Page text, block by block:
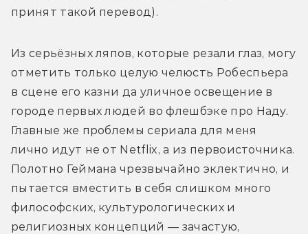
принят такой перевод).
Из серьёзных ляпов, которые резали глаз, могу
отметить только целую челюсть Робеспьера
в сцене его казни да уличное освещение в
городе первых людей во флешбэке про Наду.
Главные же проблемы сериала для меня
лично идут не от Netflix, а из первоисточника.
Полотно Геймана чрезвычайно эклектично, и
пытается вместить в себя слишком много
философских, культурологических и
религиозных концепций — зачастую,